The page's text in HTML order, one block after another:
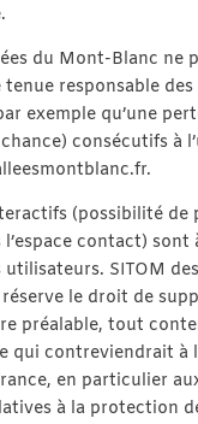
du Mont-Blanc ne
responsable
exemple qu’une
consécutifs à
(possibilité de
contact) sont
SITOM
le droit de
préalable, tout
qui contreviendrait à
en particulier
à la protection